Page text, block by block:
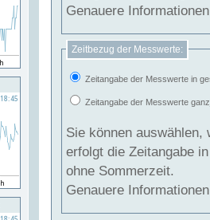
Genauere
Zeitbezug der Messwerte:
Zeitangabe der Messwerte in
Zeitangabe der Messwerte
Sie können auswählen,
erfolgt die Zeitangabe
ohne Sommerzeit.
Genauere